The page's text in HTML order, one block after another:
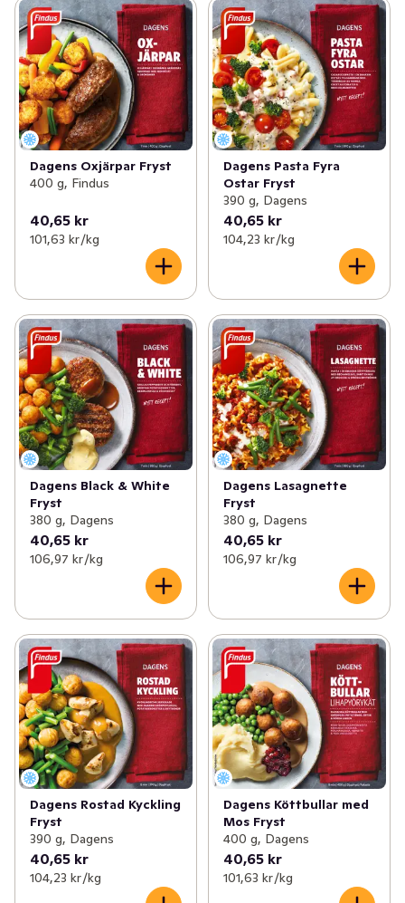
Dagens Oxjärpar Fryst
400 g, Findus
40,65 kr
101,63 kr /kg
Dagens Pasta Fyra
Ostar Fryst
390 g, Dagens
40,65 kr
104,23 kr /kg
Dagens Black & White
Fryst
380 g, Dagens
40,65 kr
106,97 kr /kg
Dagens Lasagnette
Fryst
380 g, Dagens
40,65 kr
106,97 kr /kg
Dagens Rostad Kyckling
Fryst
390 g, Dagens
40,65 kr
104,23 kr /kg
Dagens Köttbullar med
Mos Fryst
400 g, Dagens
40,65 kr
101,63 kr /kg